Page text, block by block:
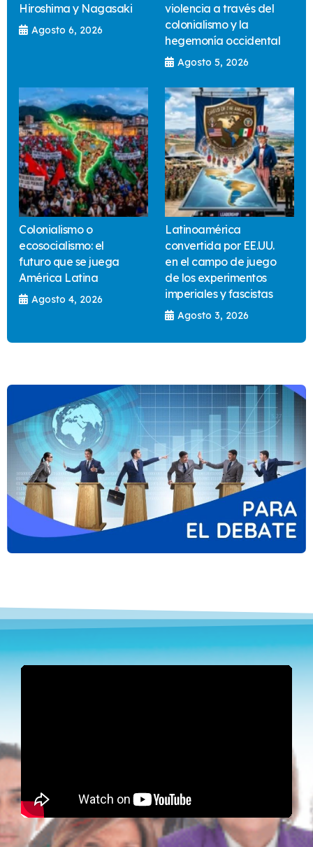
Hiroshima y Nagasaki
Agosto 6, 2026
violencia a través del
colonialismo y la
hegemonía occidental
Agosto 5, 2026
Colonialismo o
ecosocialismo: el
futuro que se juega
América Latina
Agosto 4, 2026
Latinoamérica
convertida por EE.UU.
en el campo de juego
de los experimentos
imperiales y fascistas
Agosto 3, 2026